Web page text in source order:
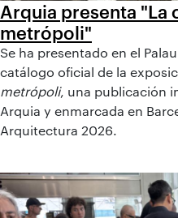
Arquia presenta "La
metrópoli"
Se ha presentado en el
catálogo oficial de la
metrópoli, una publicación
Arquia y enmarcada en
Arquitectura 2026.